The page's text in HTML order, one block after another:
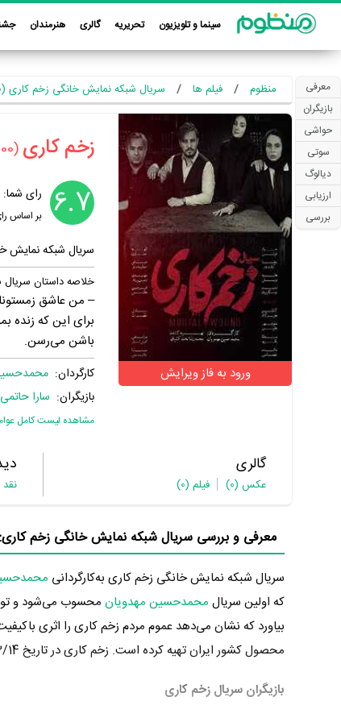
سینما و تلویزیون تحریریه گالری هنرمندان
معرفی
بازیگران
حواشی
سوتی
دیالوگ
ارزیابی
بررسی
منظوم فیلم ها سریال شبکه نمایش خانگی زخم کاری (1400)
ورود به فاز ویرایش
‏زخم کاری‏ (1400)
6.7 رای شما:
بر اساس
سریال شبکه نمایش
خلاصه داستان
– من عاشق
برای این که زنده
باشن می‌رسن.
کارگردان:
بازیگران: سارا حاتمی
مشاهده لیست کامل
گالری
عکس (0) فیلم (0) نقد
معرفی و بررسی سریال شبکه نمایش خانگی زخم کاری:
سریال شبکه نمایش خانگی زخم کاری به‌کارگردانی
که اولین سریال محمدحسین مهدویانمحسوب می‌شود و
بیاورد که نشان می‌دهد عموم مردم زخم کاری را اثری
محصول کشور ایران تهیه کرده است. زخم کاری در تاریخ 1400/03/14 پخش خود را آغاز کرد.
بازیگران سریال زخم کاری